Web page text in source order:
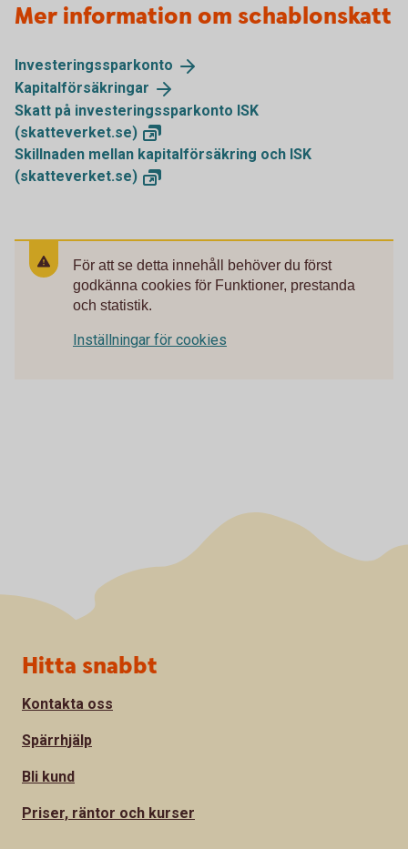
Mer information om schablonskatt
Investeringssparkonto
Kapitalförsäkringar
Skatt på investeringssparkonto ISK
(skatteverket.se)
Skillnaden mellan kapitalförsäkring och ISK
(skatteverket.se)
För att se detta innehåll behöver du först
godkänna cookies för Funktioner, prestanda
och statistik.
Inställningar för cookies
Sidfot
Hitta snabbt
Kontakta oss
Spärrhjälp
Bli kund
Priser, räntor och kurser